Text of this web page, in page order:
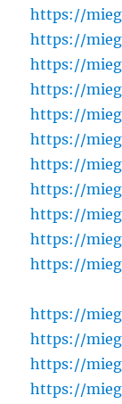
https://
https://
https://
https://
https://
https://
https://
https://
https://
https://
https://
https://
https://
https://
https://